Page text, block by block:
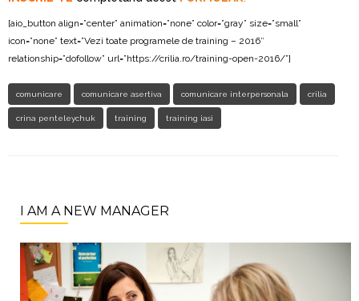
[aio_button align=”center” animation=”none” color=”gray” size=”small”
icon=”none” text=”Vezi toate programele de training – 2016″
relationship=”dofollow” url=”https://crilia.ro/training-open-2016/”]
comunicare comunicare asertiva comunicare interpersonala crilia
crina penteleychuk training training iasi
I AM A NEW MANAGER